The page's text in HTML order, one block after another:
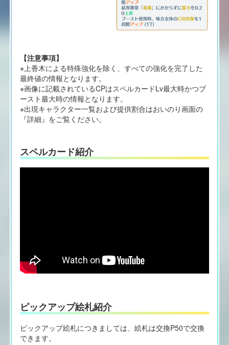
【注意事項】
※上香木による特殊強化を除く、すべての強化を完了した
最終値の情報となります。
※画像に記載されているCPはスペルカードLv最大時かつブ
ースト最大時の情報となります。
※出現キャラクター一覧および提供割合はおいのり画面の
『詳細』をご覧ください。
スペルカード紹介
ピックアップ絵札紹介
ピックアップ絵札につきましては、絵札は交換P50で交換
できます。